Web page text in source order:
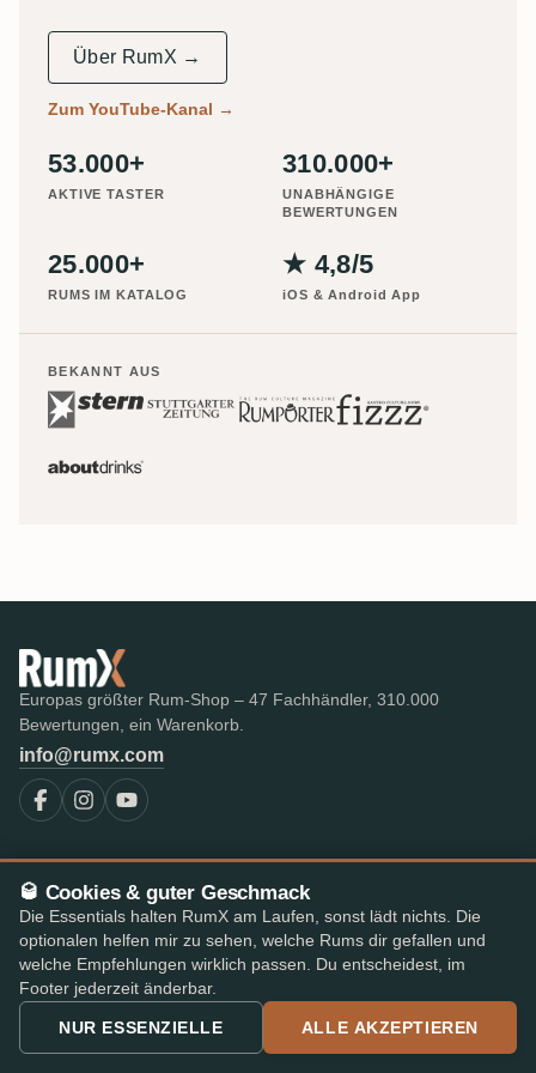
Über RumX →
Zum YouTube-Kanal →
53.000+
AKTIVE TASTER
310.000+
UNABHÄNGIGE
BEWERTUNGEN
25.000+
RUMS IM KATALOG
★ 4,8/5
iOS & Android App
BEKANNT AUS
Europas größter Rum-Shop – 47 Fachhändler, 310.000
Bewertungen, ein Warenkorb.
info@rumx.com
Alle Rums
Bestseller
Die besten Rums im Test
Auktionen
RumX Awards
Merch
Was ist Rum?
FAQ & Glossar
Expert-Reviews
Rum-Länder
Destillerien
Abfüller
🥃 Cookies & guter Geschmack
Die Essentials halten RumX am Laufen, sonst lädt nichts. Die
optionalen helfen mir zu sehen, welche Rums dir gefallen und
welche Empfehlungen wirklich passen. Du entscheidest, im
Footer jederzeit änderbar.
NUR ESSENZIELLE ALLE AKZEPTIEREN